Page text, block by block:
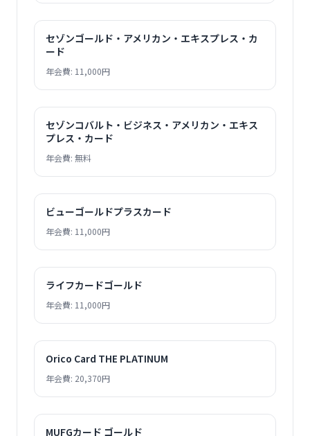
セゾンゴールド・アメリカン・エキスプレス・カ
ード
年会費: 11,000円
セゾンコバルト・ビジネス・アメリカン・エキス
プレス・カード
年会費: 無料
ビューゴールドプラスカード
年会費: 11,000円
ライフカードゴールド
年会費: 11,000円
Orico Card THE PLATINUM
年会費: 20,370円
MUFGカード ゴールド